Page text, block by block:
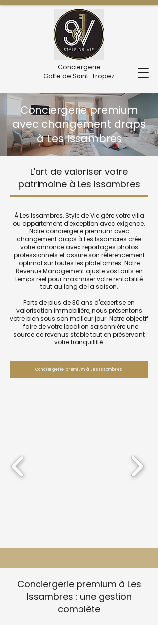
Conciergerie
Golfe de Saint-Tropez
Conciergerie premium
avec changement draps
à Les Issambres
L'art de valoriser votre
patrimoine à Les Issambres
À Les Issambres, Style de Vie gère votre villa
ou appartement d'exception avec exigence.
Notre conciergerie premium avec
changement draps à Les Issambres crée
votre annonce avec reportages photos
professionnels et assure son référencement
optimal sur toutes les plateformes. Notre
Revenue Management ajuste vos tarifs en
temps réel pour maximiser votre rentabilité
tout au long de la saison.
Forts de plus de 30 ans d'expertise en
valorisation immobilière, nous présentons
votre bien sous son meilleur jour. Notre objectif
: faire de votre location saisonnière une
source de revenus stable tout en préservant
votre tranquillité.
Conciergerie premium à Les Issambres
Conciergerie premium à Les
Issambres : une gestion
complète